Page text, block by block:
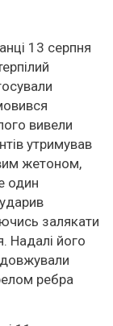
13 серпня
вивели
утримував
жетоном,
один
залякати
Надалі його
ребра